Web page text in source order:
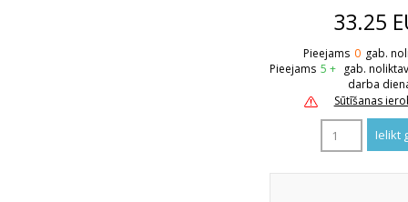
33.25
Pieejams 0 gab.
Pieejams 5 + gab.
darba
Sūtīšanas